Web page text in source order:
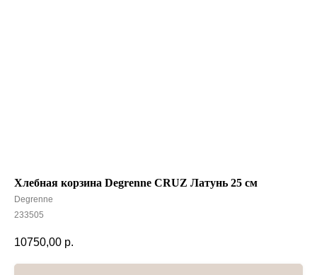
Хлебная корзина Degrenne CRUZ Латунь 25 см
Degrenne
233505
10750,00 р.